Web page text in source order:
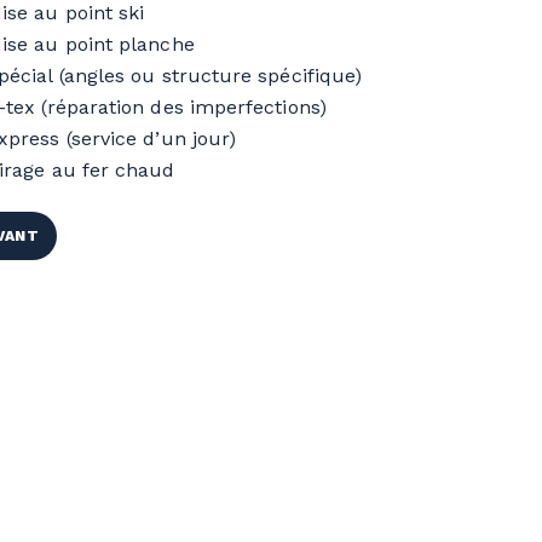
au point ski
au point planche
(angles ou structure spécifique)
tex (réparation des imperfections)
(service d’un jour)
au fer chaud